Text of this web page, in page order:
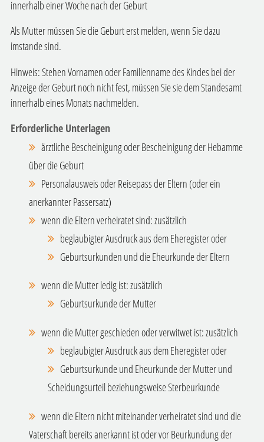
innerhalb einer Woche nach der Geburt
Als Mutter müssen Sie die Geburt erst melden, wenn Sie dazu
imstande sind.
Hinweis: Stehen Vornamen oder Familienname des Kindes bei der
Anzeige der Geburt noch nicht fest, müssen Sie sie dem Standesamt
innerhalb eines Monats nachmelden.
Erforderliche Unterlagen
ärztliche Bescheinigung oder Bescheinigung der Hebamme
über die Geburt
Personalausweis oder Reisepass der Eltern (oder ein
anerkannter Passersatz)
wenn die Eltern verheiratet sind: zusätzlich
beglaubigter Ausdruck aus dem Eheregister oder
Geburtsurkunden und die Eheurkunde der Eltern
wenn die Mutter ledig ist: zusätzlich
Geburtsurkunde der Mutter
wenn die Mutter geschieden oder verwitwet ist: zusätzlich
beglaubigter Ausdruck aus dem Eheregister oder
Geburtsurkunde und Eheurkunde der Mutter und
Scheidungsurteil beziehungsweise Sterbeurkunde
wenn die Eltern nicht miteinander verheiratet sind und die
Vaterschaft bereits anerkannt ist oder vor Beurkundung der